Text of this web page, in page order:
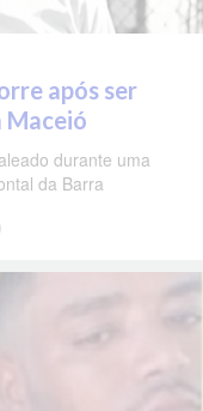
após ser
Maceió
durante uma
da Barra